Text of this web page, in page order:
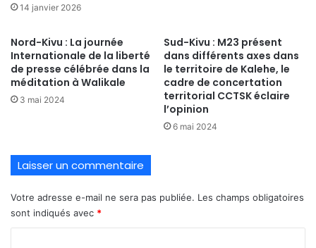
14 janvier 2026
Nord-Kivu : La journée
Internationale de la liberté
de presse célébrée dans la
méditation à Walikale
3 mai 2024
Sud-Kivu : M23 présent
dans différents axes dans
le territoire de Kalehe, le
cadre de concertation
territorial CCTSK éclaire
l’opinion
6 mai 2024
Laisser un commentaire
Votre adresse e-mail ne sera pas publiée. Les champs obligatoires
sont indiqués avec *